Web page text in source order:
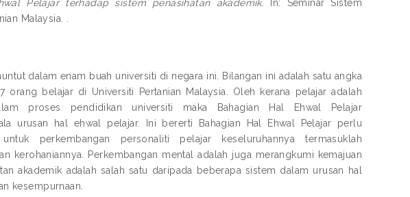
Pelajar terhadap sistem penasihatan akademik. In: Seminar Sistem
Malaysia. .
dalam enam buah universiti di negara ini. Bilangan ini adalah satu angka
orang belajar di Universiti Pertanian Malaysia. Oleh kerana pelajar adalah
proses pendidikan universiti maka Bahagian Hal Ehwal Pelajar
urusan hal ehwal pelajar. Ini bererti Bahagian Hal Ehwal Pelajar perlu
perkembangan personaliti pelajar keseluruhannya termasuklah
kerohaniannya. Perkembangan mental adalah juga merangkumi kemajuan
akademik adalah salah satu daripada beberapa sistem dalam urusan hal
kesempurnaan.